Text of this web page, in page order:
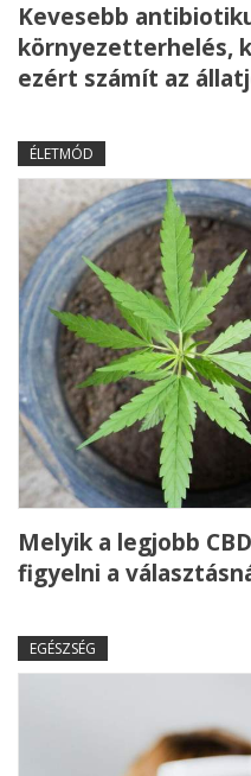
Kevesebb
környezetterhelés,
ezért számít az
ÉLETMÓD
Melyik a legjobb
figyelni a
EGÉSZSÉG